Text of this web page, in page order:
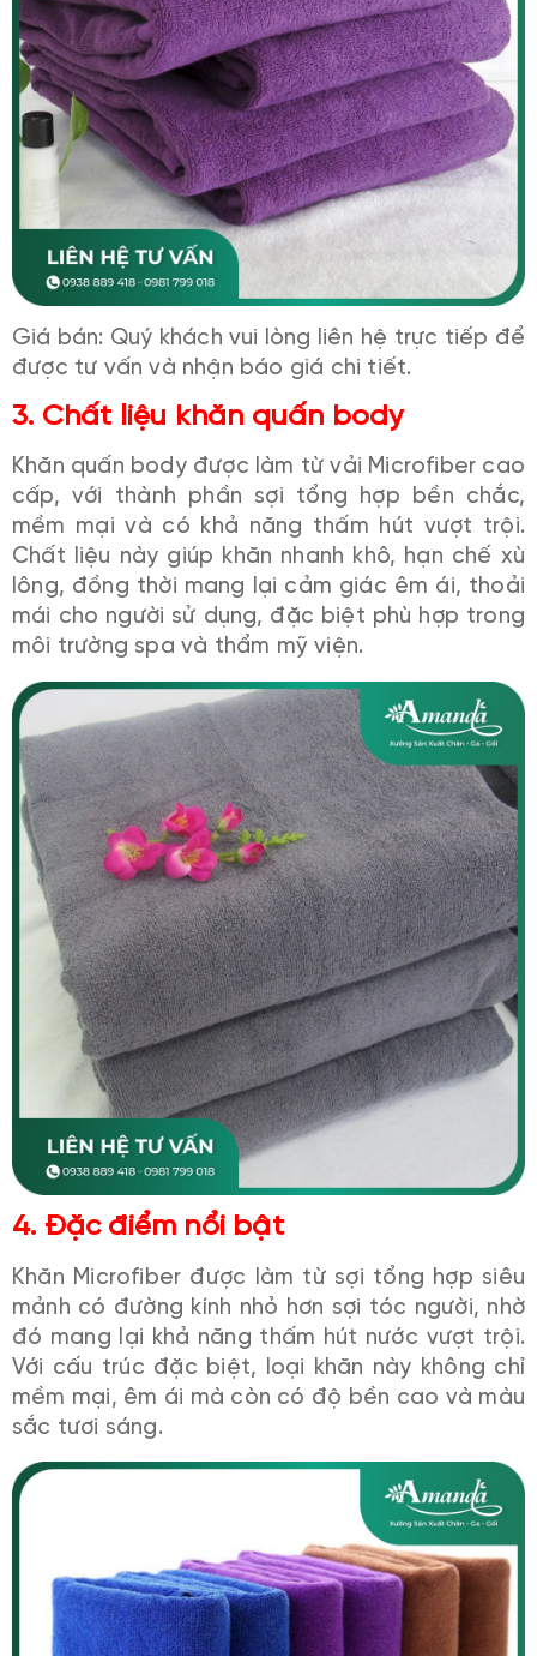
Giá bán: Quý khách vui lòng liên hệ trực tiếp để
được tư vấn và nhận báo giá chi tiết.
3. Chất liệu khăn quấn body
Khăn quấn body được làm từ vải Microfiber cao
cấp, với thành phần sợi tổng hợp bền chắc,
mềm mại và có khả năng thấm hút vượt trội.
Chất liệu này giúp khăn nhanh khô, hạn chế xù
lông, đồng thời mang lại cảm giác êm ái, thoải
mái cho người sử dụng, đặc biệt phù hợp trong
môi trường spa và thẩm mỹ viện.
4. Đặc điểm nổi bật
Khăn Microfiber được làm từ sợi tổng hợp siêu
mảnh có đường kính nhỏ hơn sợi tóc người, nhờ
đó mang lại khả năng thấm hút nước vượt trội.
Với cấu trúc đặc biệt, loại khăn này không chỉ
mềm mại, êm ái mà còn có độ bền cao và màu
sắc tươi sáng.